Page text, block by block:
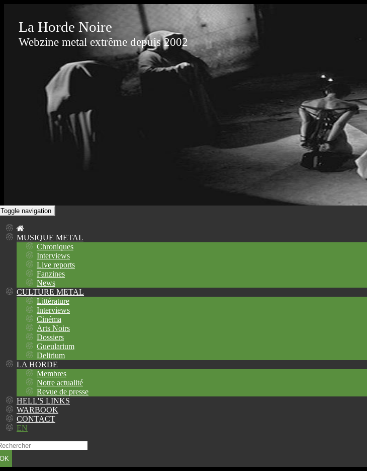
La Horde Noire
Webzine metal extrême depuis 2002
Toggle navigation
MUSIQUE METAL
Chroniques
Interviews
Live reports
Fanzines
News
CULTURE METAL
Littérature
Interviews
Cinéma
Arts Noirs
Dossiers
Gueularium
Delirium
LA HORDE
Membres
Notre actualité
Revue de presse
HELL'S LINKS
WARBOOK
CONTACT
EN
OK